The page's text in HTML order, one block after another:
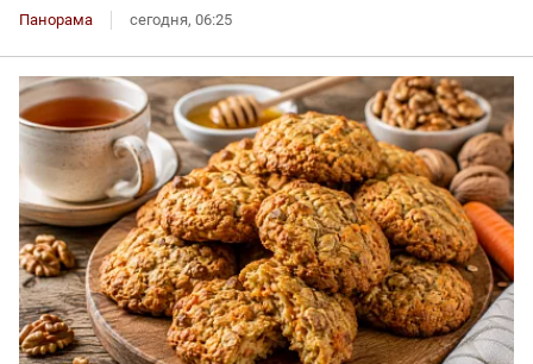
Панорама сегодня, 06:25